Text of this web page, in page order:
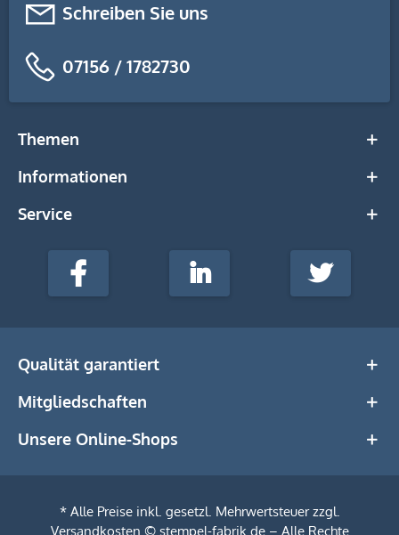
Schreiben Sie uns
07156 / 1782730
Themen
Informationen
Service
stempel-
Media
Facebook LinkedIn Twitter
Qualität garantiert
Mitgliedschaften
Unsere Online-Shops
* Alle Preise inkl. gesetzl. Mehrwertsteuer zzgl.
Versandkosten © stempel-fabrik.de – Alle Rechte